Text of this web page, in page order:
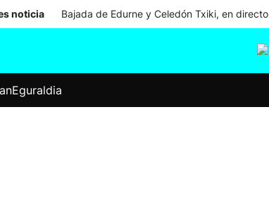
noticia Bajada de Edurne y Celedón Txiki, en directo
Eguraldia